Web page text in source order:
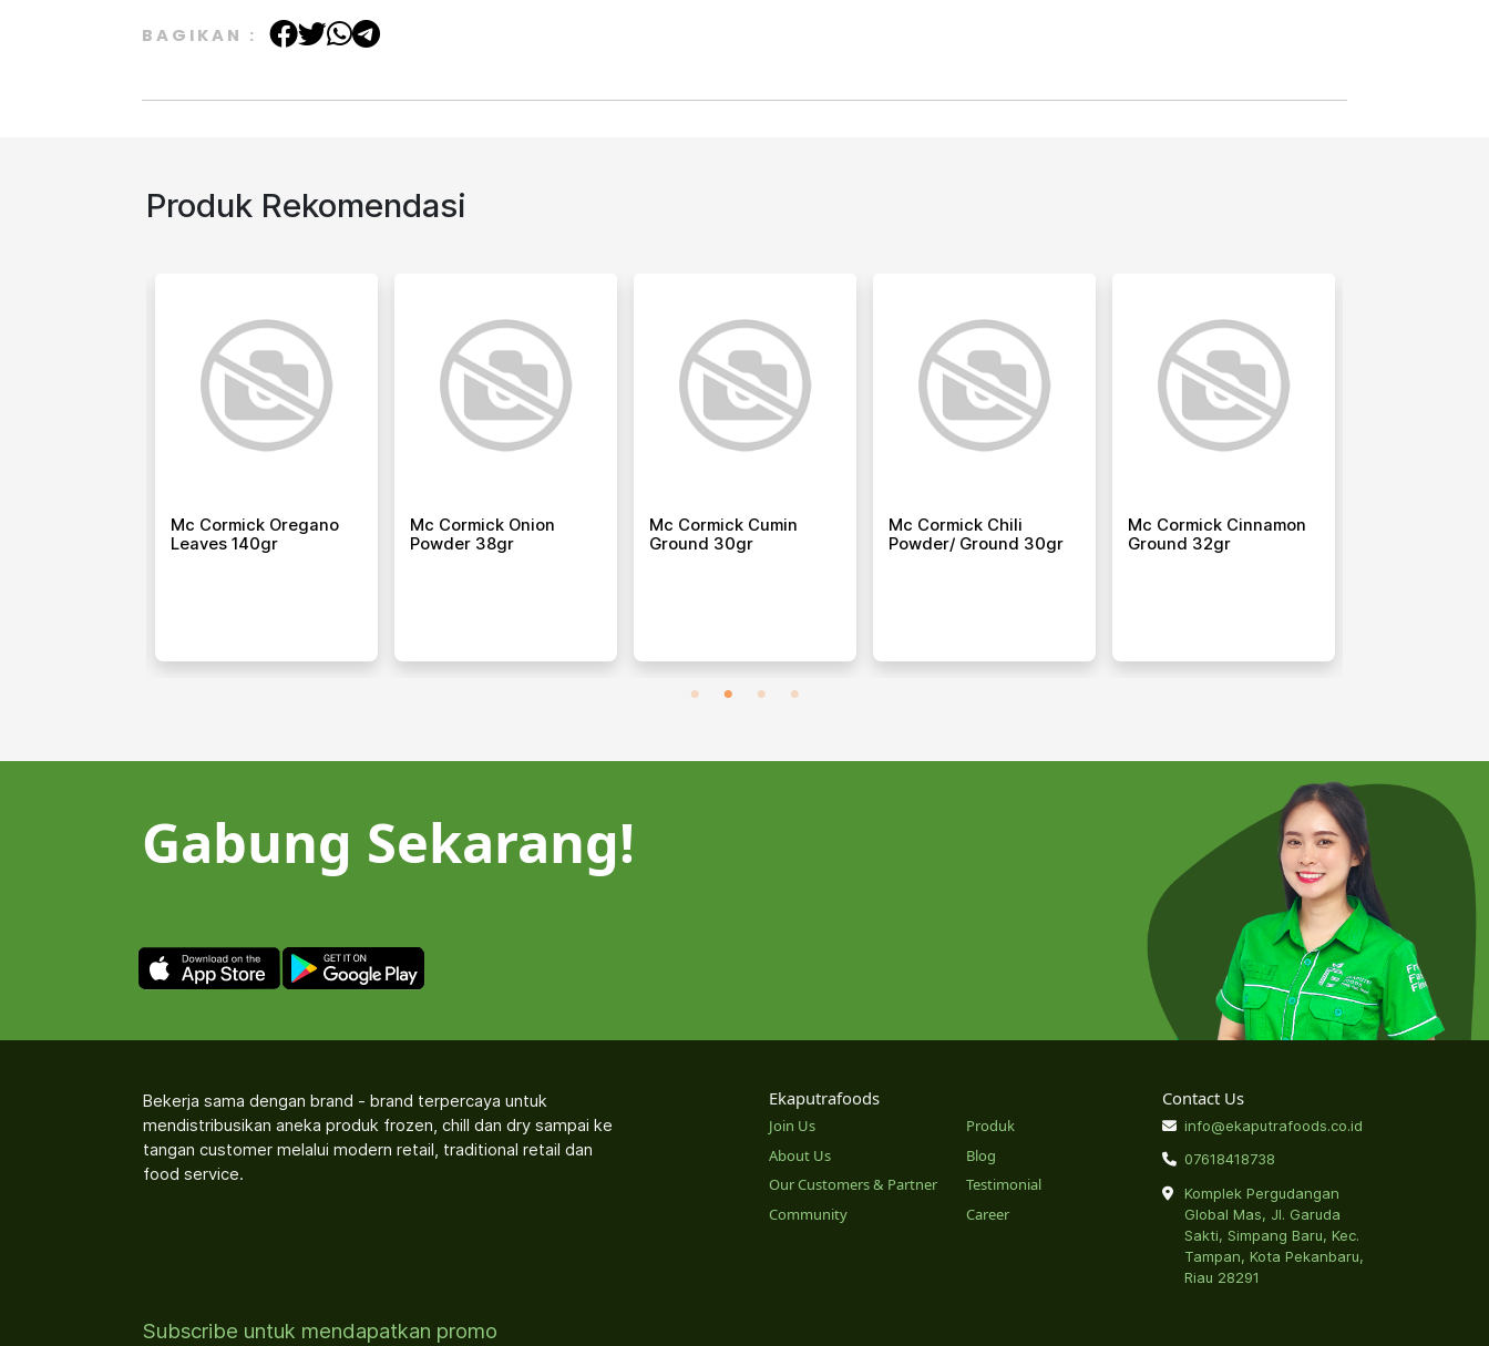
BAGIKAN :
Produk Rekomendasi
Mc Cormick Oregano
Leaves 140gr
Mc Cormick Onion
Powder 38gr
Mc Cormick Cumin
Ground 30gr
Mc Cormick Chili
Powder/ Ground 30gr
Mc Cormick Cinnamon
Ground 32gr
Gabung Sekarang!
Bekerja sama dengan brand - brand terpercaya untuk
mendistribusikan aneka produk frozen, chill dan dry sampai ke
tangan customer melalui modern retail, traditional retail dan
food service.
Ekaputrafoods
Join Us
About Us
Our Customers & Partner
Community
Produk
Blog
Testimonial
Career
Contact Us
info@ekaputrafoods.co.id
07618418738
Komplek Pergudangan
Global Mas, Jl. Garuda
Sakti, Simpang Baru, Kec.
Tampan, Kota Pekanbaru,
Riau 28291
Subscribe untuk mendapatkan promo